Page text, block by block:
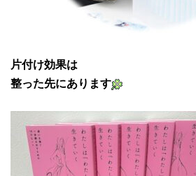
片付け効果は
整った先にあります